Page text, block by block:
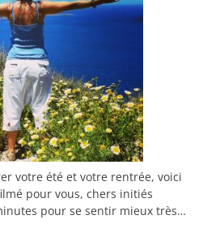
votre été et votre rentrée, voici
pour vous, chers initiés
pour se sentir mieux très…